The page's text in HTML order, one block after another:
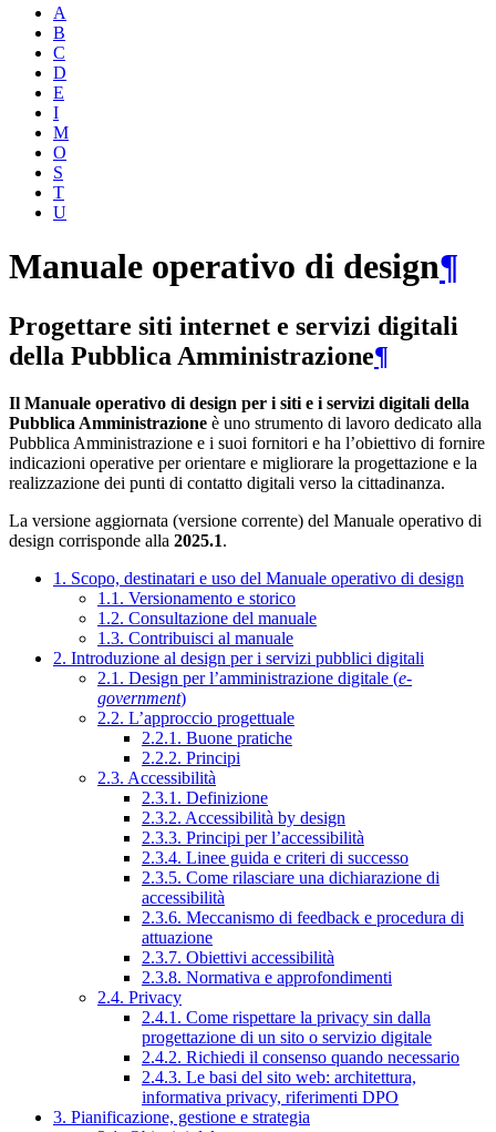
A
B
C
D
E
I
M
O
S
T
U
Manuale operativo di design¶
Progettare siti internet e servizi digitali
della Pubblica Amministrazione¶
Il Manuale operativo di design per i siti e i servizi digitali della
Pubblica Amministrazione è uno strumento di lavoro dedicato alla
Pubblica Amministrazione e i suoi fornitori e ha l’obiettivo di fornire
indicazioni operative per orientare e migliorare la progettazione e la
realizzazione dei punti di contatto digitali verso la cittadinanza.
La versione aggiornata (versione corrente) del Manuale operativo di
design corrisponde alla 2025.1.
1. Scopo, destinatari e uso del Manuale operativo di design
1.1. Versionamento e storico
1.2. Consultazione del manuale
1.3. Contribuisci al manuale
2. Introduzione al design per i servizi pubblici digitali
2.1. Design per l’amministrazione digitale (e-
government)
2.2. L’approccio progettuale
2.2.1. Buone pratiche
2.2.2. Principi
2.3. Accessibilità
2.3.1. Definizione
2.3.2. Accessibilità by design
2.3.3. Principi per l’accessibilità
2.3.4. Linee guida e criteri di successo
2.3.5. Come rilasciare una dichiarazione di
accessibilità
2.3.6. Meccanismo di feedback e procedura di
attuazione
2.3.7. Obiettivi accessibilità
2.3.8. Normativa e approfondimenti
2.4. Privacy
2.4.1. Come rispettare la privacy sin dalla
progettazione di un sito o servizio digitale
2.4.2. Richiedi il consenso quando necessario
2.4.3. Le basi del sito web: architettura,
informativa privacy, riferimenti DPO
3. Pianificazione, gestione e strategia